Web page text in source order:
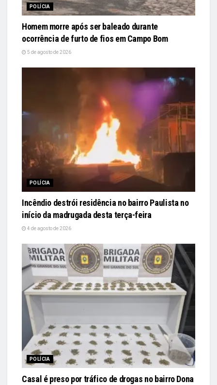
POLÍCIA
Homem morre após ser baleado durante
ocorrência de furto de fios em Campo Bom
5 de agosto de 2026
POLÍCIA
Incêndio destrói residência no bairro Paulista no
início da madrugada desta terça-feira
4 de agosto de 2026
POLÍCIA
Casal é preso por tráfico de drogas no bairro Dona